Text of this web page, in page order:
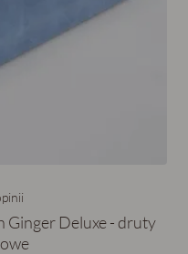
Ginger Deluxe - druty